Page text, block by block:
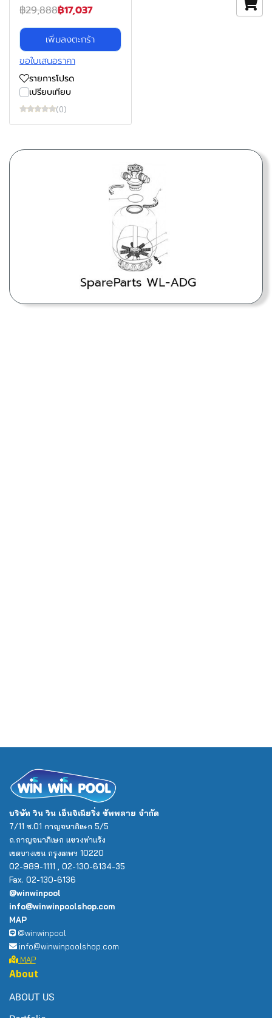
฿29,888฿17,037
เพิ่มลงตะกร้า
ขอใบเสนอราคา
รายการโปรด
เปรียบเทียบ
(0)
บริษัท วิน วิน เอ็นจิเนียริ่ง ซัพพลาย จำกัด
7/11 ซ.01 กาญจนาภิเษก 5/5
ถ.กาญจนาภิเษก แขวงท่าแร้ง
เขตบางเขน กรุงเทพฯ 10220
02-989-1111 , 02-130-6134-35
Fax. 02-130-6136
@winwinpool
info@winwinpoolshop.com
MAP
@winwinpool
info@winwinpoolshop.com
MAP
About
ABOUT US